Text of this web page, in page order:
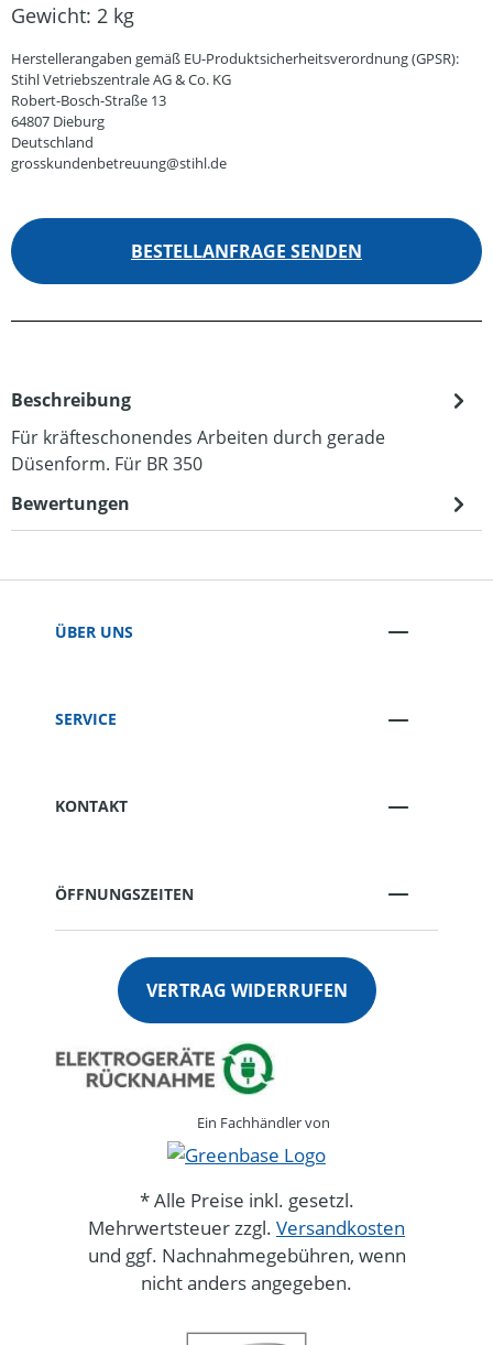
Gewicht: 2 kg
Herstellerangaben gemäß EU-Produktsicherheitsverordnung (GPSR):
Stihl Vetriebszentrale AG & Co. KG
Robert-Bosch-Straße 13
64807 Dieburg
Deutschland
grosskundenbetreuung@stihl.de
BESTELLANFRAGE SENDEN
Beschreibung
Für kräfteschonendes Arbeiten durch gerade
Düsenform. Für BR 350
Bewertungen
ÜBER UNS
SERVICE
KONTAKT
ÖFFNUNGSZEITEN
VERTRAG WIDERRUFEN
Ein Fachhändler von
* Alle Preise inkl. gesetzl.
Mehrwertsteuer zzgl. Versandkosten
und ggf. Nachnahmegebühren, wenn
nicht anders angegeben.